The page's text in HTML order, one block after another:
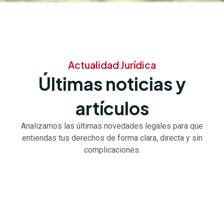
Actualidad Jurídica
Últimas noticias y
artículos
Analizamos las últimas novedades legales para que
entiendas tus derechos de forma clara, directa y sin
complicaciones.